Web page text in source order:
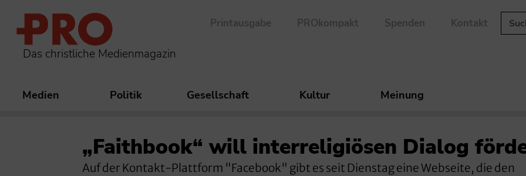
Das christliche Medienmagazin
Printausgabe PROkompakt Spenden Kontakt
Medien Politik Gesellschaft Kultur Meinung
„Faithbook“ will interreligiösen Dialog
Auf der Kontakt-Plattform "Facebook" gibt es seit Dienstag eine Webseite, die den